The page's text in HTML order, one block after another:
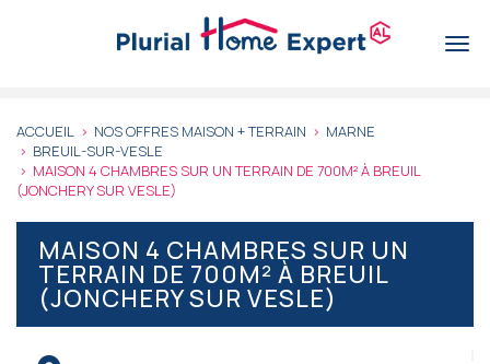
ACCUEIL NOS OFFRES MAISON + TERRAIN
MARNE
BREUIL-SUR-VESLE
MAISON 4 CHAMBRES SUR UN TERRAIN DE 700M² À BREUIL
(JONCHERY SUR VESLE)
MAISON 4 CHAMBRES SUR UN
TERRAIN DE 700M² À BREUIL
(JONCHERY SUR VESLE)